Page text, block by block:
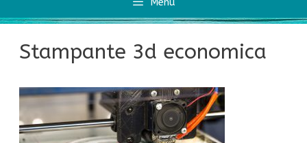
Stampante 3d economica